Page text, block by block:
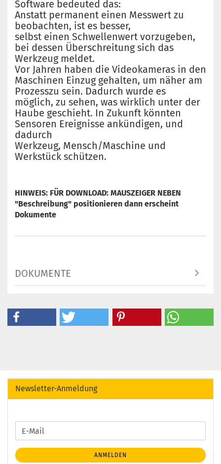
Software bedeuted das:
Anstatt permanent einen Messwert zu
beobachten, ist es besser,
selbst einen Schwellenwert vorzugeben,
bei dessen Überschreitung sich das
Werkzeug meldet.
Vor Jahren haben die Videokameras in den
Maschinen Einzug gehalten, um näher am
Prozesszu sein. Dadurch wurde es
möglich, zu sehen, was wirklich unter der
Haube geschieht. In Zukunft könnten
Sensoren Ereignisse ankündigen, und
dadurch
Werkzeug, Mensch/Maschine und
Werkstück schützen.
HINWEIS: FÜR DOWNLOAD: MAUSZEIGER NEBEN
"Beschreibung" positionieren dann erscheint
Dokumente
DOKUMENTE
Newsletter-Anmeldung
WEITER
ZUR
NEWSLETTER-
ANMELDUNG
E-
Mail
ANMELDEN